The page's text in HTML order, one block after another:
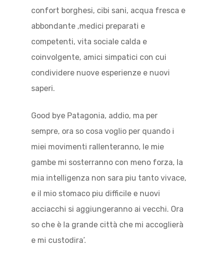
confort borghesi, cibi sani, acqua fresca e
abbondante ,medici preparati e
competenti, vita sociale calda e
coinvolgente, amici simpatici con cui
condividere nuove esperienze e nuovi
saperi.
Good bye Patagonia, addio, ma per
sempre, ora so cosa voglio per quando i
miei movimenti rallenteranno, le mie
gambe mi sosterranno con meno forza, la
mia intelligenza non sara piu tanto vivace,
e il mio stomaco piu difficile e nuovi
acciacchi si aggiungeranno ai vecchi. Ora
so che è la grande città che mi accoglierà
e mi custodira’.